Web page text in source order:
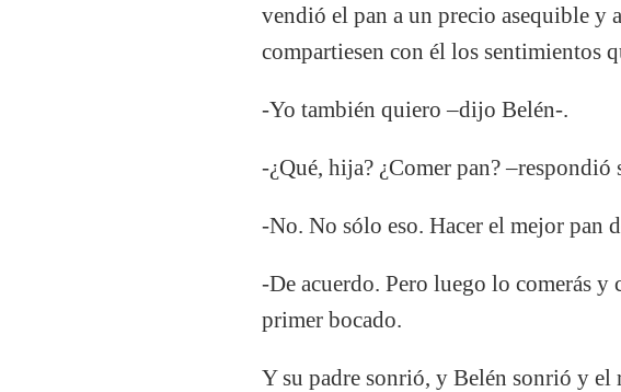
vendió el pan a un precio asequible y
compartiesen con él los sentimientos
-Yo también quiero –dijo Belén-.
-¿Qué, hija? ¿Comer pan? –respondió
-No. No sólo eso. Hacer el mejor pan
-De acuerdo. Pero luego lo comerás
primer bocado.
Y su padre sonrió, y Belén sonrió y el